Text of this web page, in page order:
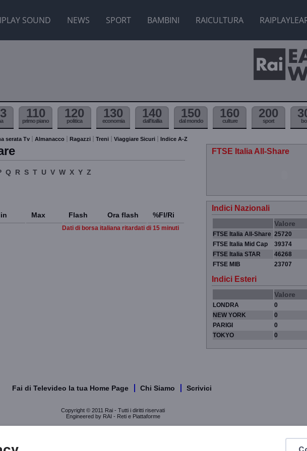
SOUND NEWS SPORT BAMBINI RAICULTURA
110
primo piano
120
politica
130
economia
140
dall'itallia
150
dal mondo
160
culture
200
sport
serata Tv Almanacco Ragazzi Treni Viaggiare Sicuri Indice A-Z
Q R S T U V W X Y Z
Max Flash Ora flash %Fl/Ri
Dati di borsa italiana ritardati di 15 minuti
FTSE Italia All-Share
Indici Nazionali
Valore
FTSE Italia All-Share 25720
FTSE Italia Mid Cap
39374
FTSE Italia STAR
46268
FTSE MIB
23707
Indici Esteri
Valore
LONDRA 0
NEW YORK
0
PARIGI
0
TOKYO
0
Fai di Televideo la tua Home Page Chi Siamo Scrivici
Copyright © 2011 Rai - Tutti i diritti riservati
Engineered by RAI - Reti e Piattaforme